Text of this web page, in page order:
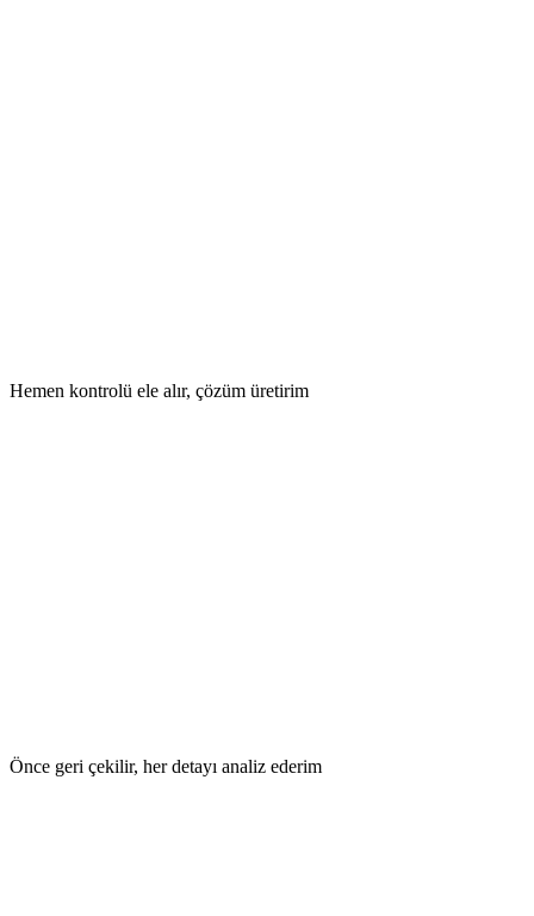
Hemen kontrolü ele alır, çözüm üretirim
Önce geri çekilir, her detayı analiz ederim